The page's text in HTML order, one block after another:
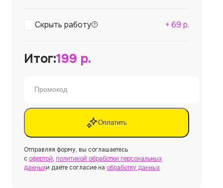
Скрыть работу + 69 р.
Итог:199 р.
Оплатить
Отправляя форму, вы соглашаетесь
с офертой, политикой обработки персональных
данныхи даёте согласие на обработку данных